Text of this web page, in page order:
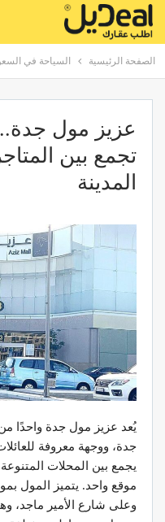
الصفحة الرئيسية السياحة في
عزيز مول
تجمع بين
المدينة
يُعد عزيز مول جدة واحدًا
جدة، ووجهة معروفة
يجمع بين المحلات
موقع واحد. يتميز المول
وعلى شارع الأمير ماجد،